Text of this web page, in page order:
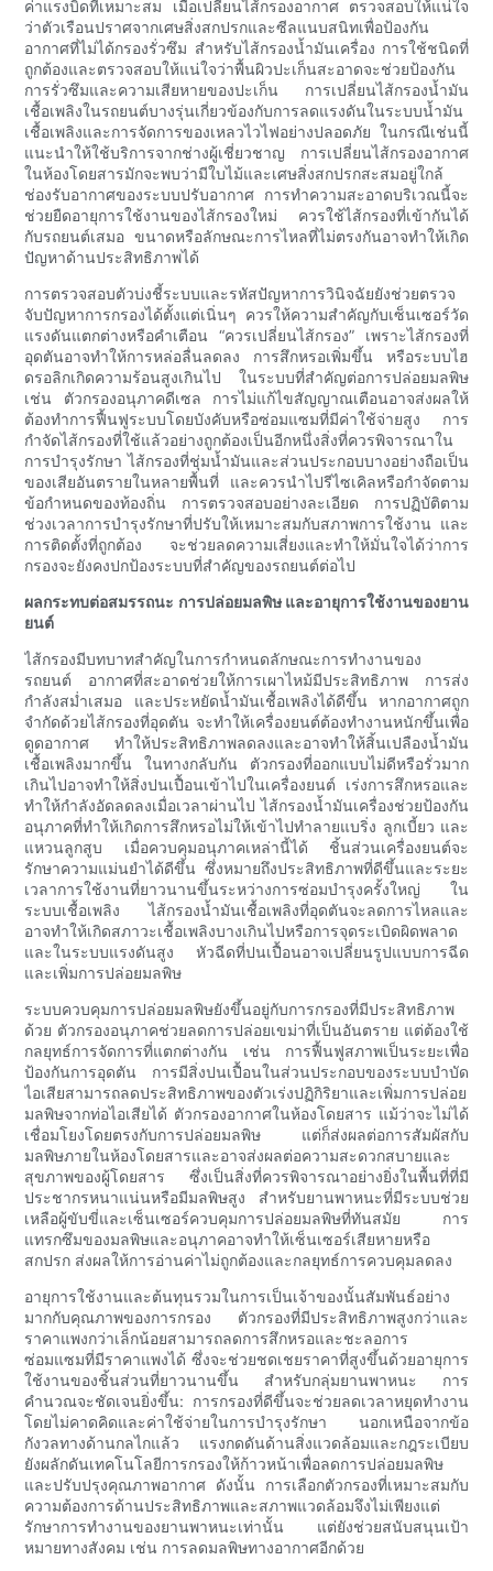
ค่าแรงบิดที่เหมาะสม เมื่อเปลี่ยนไส้กรองอากาศ ตรวจสอบให้แน่ใจ
ว่าตัวเรือนปราศจากเศษสิ่งสกปรกและซีลแนบสนิทเพื่อป้องกัน
อากาศที่ไม่ได้กรองรั่วซึม สำหรับไส้กรองน้ำมันเครื่อง การใช้ชนิดที่
ถูกต้องและตรวจสอบให้แน่ใจว่าพื้นผิวปะเก็นสะอาดจะช่วยป้องกัน
การรั่วซึมและความเสียหายของปะเก็น การเปลี่ยนไส้กรองน้ำมัน
เชื้อเพลิงในรถยนต์บางรุ่นเกี่ยวข้องกับการลดแรงดันในระบบน้ำมัน
เชื้อเพลิงและการจัดการของเหลวไวไฟอย่างปลอดภัย ในกรณีเช่นนี้
แนะนำให้ใช้บริการจากช่างผู้เชี่ยวชาญ การเปลี่ยนไส้กรองอากาศ
ในห้องโดยสารมักจะพบว่ามีใบไม้และเศษสิ่งสกปรกสะสมอยู่ใกล้
ช่องรับอากาศของระบบปรับอากาศ การทำความสะอาดบริเวณนี้จะ
ช่วยยืดอายุการใช้งานของไส้กรองใหม่ ควรใช้ไส้กรองที่เข้ากันได้
กับรถยนต์เสมอ ขนาดหรือลักษณะการไหลที่ไม่ตรงกันอาจทำให้เกิด
ปัญหาด้านประสิทธิภาพได้
การตรวจสอบตัวบ่งชี้ระบบและรหัสปัญหาการวินิจฉัยยังช่วยตรวจ
จับปัญหาการกรองได้ตั้งแต่เนิ่นๆ ควรให้ความสำคัญกับเซ็นเซอร์วัด
แรงดันแตกต่างหรือคำเตือน “ควรเปลี่ยนไส้กรอง” เพราะไส้กรองที่
อุดตันอาจทำให้การหล่อลื่นลดลง การสึกหรอเพิ่มขึ้น หรือระบบไฮ
ดรอลิกเกิดความร้อนสูงเกินไป ในระบบที่สำคัญต่อการปล่อยมลพิษ
เช่น ตัวกรองอนุภาคดีเซล การไม่แก้ไขสัญญาณเตือนอาจส่งผลให้
ต้องทำการฟื้นฟูระบบโดยบังคับหรือซ่อมแซมที่มีค่าใช้จ่ายสูง การ
กำจัดไส้กรองที่ใช้แล้วอย่างถูกต้องเป็นอีกหนึ่งสิ่งที่ควรพิจารณาใน
การบำรุงรักษา ไส้กรองที่ชุ่มน้ำมันและส่วนประกอบบางอย่างถือเป็น
ของเสียอันตรายในหลายพื้นที่ และควรนำไปรีไซเคิลหรือกำจัดตาม
ข้อกำหนดของท้องถิ่น การตรวจสอบอย่างละเอียด การปฏิบัติตาม
ช่วงเวลาการบำรุงรักษาที่ปรับให้เหมาะสมกับสภาพการใช้งาน และ
การติดตั้งที่ถูกต้อง จะช่วยลดความเสี่ยงและทำให้มั่นใจได้ว่าการ
กรองจะยังคงปกป้องระบบที่สำคัญของรถยนต์ต่อไป
ผลกระทบต่อสมรรถนะ การปล่อยมลพิษ และอายุการใช้งานของยาน
ยนต์
ไส้กรองมีบทบาทสำคัญในการกำหนดลักษณะการทำงานของ
รถยนต์ อากาศที่สะอาดช่วยให้การเผาไหม้มีประสิทธิภาพ การส่ง
กำลังสม่ำเสมอ และประหยัดน้ำมันเชื้อเพลิงได้ดีขึ้น หากอากาศถูก
จำกัดด้วยไส้กรองที่อุดตัน จะทำให้เครื่องยนต์ต้องทำงานหนักขึ้นเพื่อ
ดูดอากาศ ทำให้ประสิทธิภาพลดลงและอาจทำให้สิ้นเปลืองน้ำมัน
เชื้อเพลิงมากขึ้น ในทางกลับกัน ตัวกรองที่ออกแบบไม่ดีหรือรั่วมาก
เกินไปอาจทำให้สิ่งปนเปื้อนเข้าไปในเครื่องยนต์ เร่งการสึกหรอและ
ทำให้กำลังอัดลดลงเมื่อเวลาผ่านไป ไส้กรองน้ำมันเครื่องช่วยป้องกัน
อนุภาคที่ทำให้เกิดการสึกหรอไม่ให้เข้าไปทำลายแบริ่ง ลูกเบี้ยว และ
แหวนลูกสูบ เมื่อควบคุมอนุภาคเหล่านี้ได้ ชิ้นส่วนเครื่องยนต์จะ
รักษาความแม่นยำได้ดีขึ้น ซึ่งหมายถึงประสิทธิภาพที่ดีขึ้นและระยะ
เวลาการใช้งานที่ยาวนานขึ้นระหว่างการซ่อมบำรุงครั้งใหญ่ ใน
ระบบเชื้อเพลิง ไส้กรองน้ำมันเชื้อเพลิงที่อุดตันจะลดการไหลและ
อาจทำให้เกิดสภาวะเชื้อเพลิงบางเกินไปหรือการจุดระเบิดผิดพลาด
และในระบบแรงดันสูง หัวฉีดที่ปนเปื้อนอาจเปลี่ยนรูปแบบการฉีด
และเพิ่มการปล่อยมลพิษ
ระบบควบคุมการปล่อยมลพิษยังขึ้นอยู่กับการกรองที่มีประสิทธิภาพ
ด้วย ตัวกรองอนุภาคช่วยลดการปล่อยเขม่าที่เป็นอันตราย แต่ต้องใช้
กลยุทธ์การจัดการที่แตกต่างกัน เช่น การฟื้นฟูสภาพเป็นระยะเพื่อ
ป้องกันการอุดตัน การมีสิ่งปนเปื้อนในส่วนประกอบของระบบบำบัด
ไอเสียสามารถลดประสิทธิภาพของตัวเร่งปฏิกิริยาและเพิ่มการปล่อย
มลพิษจากท่อไอเสียได้ ตัวกรองอากาศในห้องโดยสาร แม้ว่าจะไม่ได้
เชื่อมโยงโดยตรงกับการปล่อยมลพิษ แต่ก็ส่งผลต่อการสัมผัสกับ
มลพิษภายในห้องโดยสารและอาจส่งผลต่อความสะดวกสบายและ
สุขภาพของผู้โดยสาร ซึ่งเป็นสิ่งที่ควรพิจารณาอย่างยิ่งในพื้นที่ที่มี
ประชากรหนาแน่นหรือมีมลพิษสูง สำหรับยานพาหนะที่มีระบบช่วย
เหลือผู้ขับขี่และเซ็นเซอร์ควบคุมการปล่อยมลพิษที่ทันสมัย ​​การ
แทรกซึมของมลพิษและอนุภาคอาจทำให้เซ็นเซอร์เสียหายหรือ
สกปรก ส่งผลให้การอ่านค่าไม่ถูกต้องและกลยุทธ์การควบคุมลดลง
อายุการใช้งานและต้นทุนรวมในการเป็นเจ้าของนั้นสัมพันธ์อย่าง
มากกับคุณภาพของการกรอง ตัวกรองที่มีประสิทธิภาพสูงกว่าและ
ราคาแพงกว่าเล็กน้อยสามารถลดการสึกหรอและชะลอการ
ซ่อมแซมที่มีราคาแพงได้ ซึ่งจะช่วยชดเชยราคาที่สูงขึ้นด้วยอายุการ
ใช้งานของชิ้นส่วนที่ยาวนานขึ้น สำหรับกลุ่มยานพาหนะ การ
คำนวณจะชัดเจนยิ่งขึ้น: การกรองที่ดีขึ้นจะช่วยลดเวลาหยุดทำงาน
โดยไม่คาดคิดและค่าใช้จ่ายในการบำรุงรักษา นอกเหนือจากข้อ
กังวลทางด้านกลไกแล้ว แรงกดดันด้านสิ่งแวดล้อมและกฎระเบียบ
ยังผลักดันเทคโนโลยีการกรองให้ก้าวหน้าเพื่อลดการปล่อยมลพิษ
และปรับปรุงคุณภาพอากาศ ดังนั้น การเลือกตัวกรองที่เหมาะสมกับ
ความต้องการด้านประสิทธิภาพและสภาพแวดล้อมจึงไม่เพียงแต่
รักษาการทำงานของยานพาหนะเท่านั้น แต่ยังช่วยสนับสนุนเป้า
หมายทางสังคม เช่น การลดมลพิษทางอากาศอีกด้วย